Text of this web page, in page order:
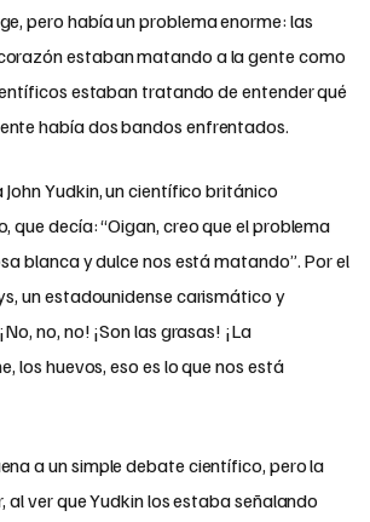
pero había un problema enorme: las
estaban matando a la gente como
estaban tratando de entender qué
había dos bandos enfrentados.
Yudkin, un científico británico
que decía: “Oigan, creo que el problema
blanca y dulce nos está matando”. Por el
un estadounidense carismático y
no, no! ¡Son las grasas! ¡La
los huevos, eso es lo que nos está
a un simple debate científico, pero la
al ver que Yudkin los estaba señalando